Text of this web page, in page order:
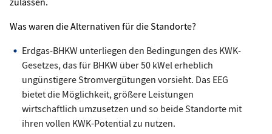
Was waren die Alternativen für die Standorte?
Erdgas-BHKW unterliegen den Bedingungen des KWK-
Gesetzes, das für BHKW über 50 kWel erheblich
ungünstigere Stromvergütungen vorsieht. Das EEG
bietet die Möglichkeit, größere Leistungen
wirtschaftlich umzusetzen und so beide Standorte mit
ihren vollen KWK-Potential zu nutzen.